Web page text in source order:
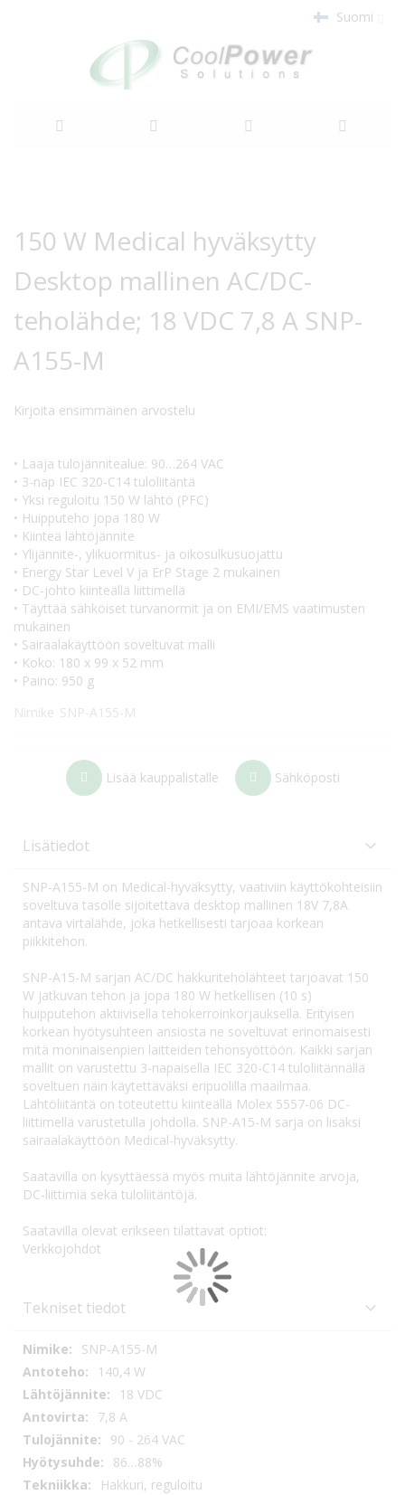
Suomi
loppuun
alkuun
150 W Medical hyväksytty
Desktop mallinen AC/DC-
teholähde; 18 VDC 7,8 A SNP-
A155-M
Kirjoita ensimmäinen arvostelu
• Laaja tulojännitealue: 90…264 VAC
• 3-nap IEC 320-C14 tuloliitäntä
• Yksi reguloitu 150 W lähtö (PFC)
• Huipputeho jopa 180 W
• Kiinteä lähtöjännite
• Ylijännite-, ylikuormitus- ja oikosulkusuojattu
• Energy Star Level V ja ErP Stage 2 mukainen
• DC-johto kiinteällä liittimellä
• Täyttää sähköiset turvanormit ja on EMI/EMS vaatimusten
mukainen
• Sairaalakäyttöön soveltuvat malli
• Koko: 180 x 99 x 52 mm
• Paino: 950 g
Nimike SNP-A155-M
Lisää kauppalistalle Sähköposti
Lisätiedot
SNP-A155-M on Medical-hyväksytty, vaativiin käyttökohteisiin
soveltuva tasolle sijoitettava desktop mallinen 18V 7,8A
antava virtalähde, joka hetkellisesti tarjoaa korkean
piikkitehon.
SNP-A15-M sarjan AC/DC hakkuriteholähteet tarjoavat 150
W jatkuvan tehon ja jopa 180 W hetkellisen (10 s)
huipputehon aktiivisella tehokerroinkorjauksella. Erityisen
korkean hyötysuhteen ansiosta ne soveltuvat erinomaisesti
mitä moninaisenpien laitteiden tehonsyöttöön. Kaikki sarjan
mallit on varustettu 3-napaisella IEC 320-C14 tuloliitännällä
soveltuen näin käytettäväksi eripuolilla maailmaa.
Lähtöliitäntä on toteutettu kiinteällä Molex 5557-06 DC-
liittimellä varustetulla johdolla. SNP-A15-M sarja on lisäksi
sairaalakäyttöön Medical-hyväksytty.
Saatavilla on kysyttäessä myös muita lähtöjännite arvoja,
DC-liittimiä sekä tuloliitäntöjä.
Saatavilla olevat erikseen tilattavat optiot:
Verkkojohdot
Tekniset tiedot
Tekniset
tiedot
SNP-A155-M
140,4 W
18 VDC
7,8 A
90 - 264 VAC
86…88%
Hakkuri, reguloitu